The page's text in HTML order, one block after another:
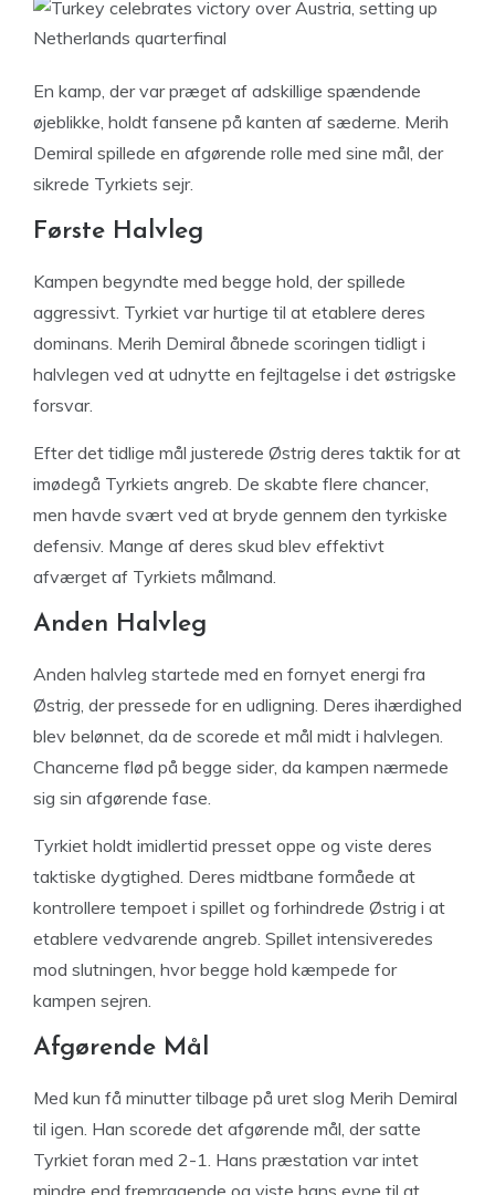
En kamp, der var præget af adskillige spændende
øjeblikke, holdt fansene på kanten af sæderne. Merih
Demiral spillede en afgørende rolle med sine mål, der
sikrede Tyrkiets sejr.
Første Halvleg
Kampen begyndte med begge hold, der spillede
aggressivt. Tyrkiet var hurtige til at etablere deres
dominans. Merih Demiral åbnede scoringen tidligt i
halvlegen ved at udnytte en fejltagelse i det østrigske
forsvar.
Efter det tidlige mål justerede Østrig deres taktik for at
imødegå Tyrkiets angreb. De skabte flere chancer,
men havde svært ved at bryde gennem den tyrkiske
defensiv. Mange af deres skud blev effektivt
afværget af Tyrkiets målmand.
Anden Halvleg
Anden halvleg startede med en fornyet energi fra
Østrig, der pressede for en udligning. Deres ihærdighed
blev belønnet, da de scorede et mål midt i halvlegen.
Chancerne flød på begge sider, da kampen nærmede
sig sin afgørende fase.
Tyrkiet holdt imidlertid presset oppe og viste deres
taktiske dygtighed. Deres midtbane formåede at
kontrollere tempoet i spillet og forhindrede Østrig i at
etablere vedvarende angreb. Spillet intensiveredes
mod slutningen, hvor begge hold kæmpede for
kampen sejren.
Afgørende Mål
Med kun få minutter tilbage på uret slog Merih Demiral
til igen. Han scorede det afgørende mål, der satte
Tyrkiet foran med 2-1. Hans præstation var intet
mindre end fremragende og viste hans evne til at